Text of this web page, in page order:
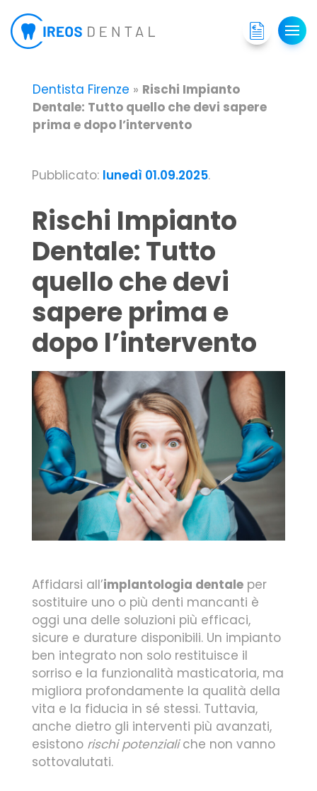
Dentista Firenze » Rischi Impianto
Dentale: Tutto quello che devi sapere
prima e dopo l’intervento
Pubblicato: lunedì 01.09.2025.
Rischi Impianto
Dentale: Tutto
quello che devi
sapere prima e
dopo l’intervento
Affidarsi all’implantologia dentale per
sostituire uno o più denti mancanti è
oggi una delle soluzioni più efficaci,
sicure e durature disponibili. Un impianto
ben integrato non solo restituisce il
sorriso e la funzionalità masticatoria, ma
migliora profondamente la qualità della
vita e la fiducia in sé stessi. Tuttavia,
anche dietro gli interventi più avanzati,
esistono rischi potenzialiche non vanno
sottovalutati.